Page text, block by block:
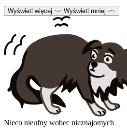
Wyświetl więcej Wyświetl mniej
Nieco nieufny wobec nieznajomych